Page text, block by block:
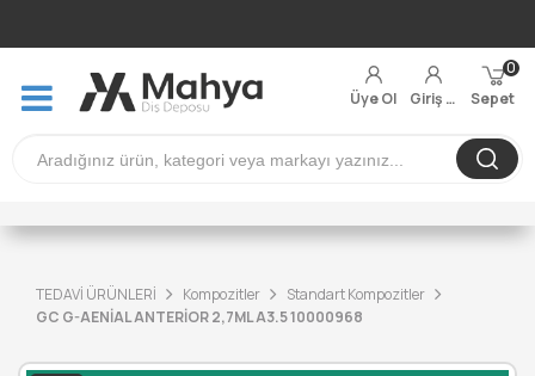
Üye Ol Giriş Yap Sepet
0
TEDAVİ ÜRÜNLERİ Kompozitler
Standart Kompozitler
GC G-AENİAL ANTERİOR 2,7ML A3.5 10000968